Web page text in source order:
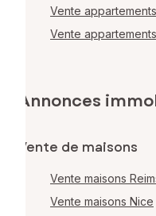
Vente
Vente
Annonces
Vente de maisons
Vente maisons
Vente maisons Nice